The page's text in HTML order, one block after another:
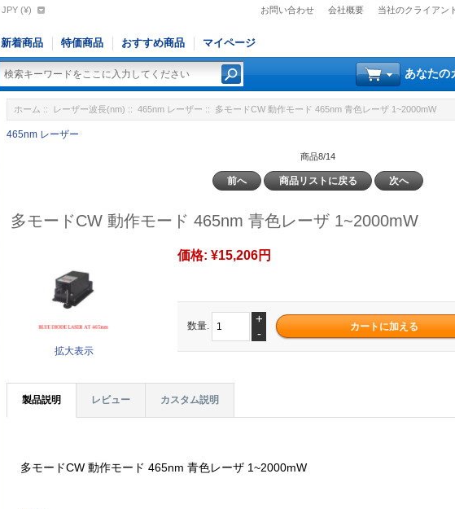
お問い合わせ 会社概要 当社のクライアント
JPY (¥)
新着商品 特価商品 おすすめ商品 マイページ
あなたの
ホーム :: レーザー波長(nm) ::465nm レーザー :: 多モードCW 動作モード 465nm 青色レーザ 1~2000mW
465nm レーザー
商品8/14
前へ 商品リストに戻る 次へ
多モードCW 動作モード 465nm 青色レーザ 1~2000mW
拡大表示
価格:¥15,206円
数量.
+
-
製品説明 レビュー カスタム説明
多モードCW 動作モード 465nm 青色レーザ 1~2000mW